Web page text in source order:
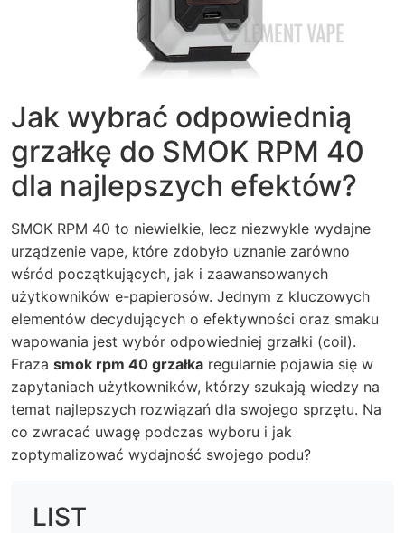
Jak wybrać odpowiednią
grzałkę do SMOK RPM 40
dla najlepszych efektów?
SMOK RPM 40 to niewielkie, lecz niezwykle wydajne
urządzenie vape, które zdobyło uznanie zarówno
wśród początkujących, jak i zaawansowanych
użytkowników e-papierosów. Jednym z kluczowych
elementów decydujących o efektywności oraz smaku
wapowania jest wybór odpowiedniej grzałki (coil).
Fraza smok rpm 40 grzałka regularnie pojawia się w
zapytaniach użytkowników, którzy szukają wiedzy na
temat najlepszych rozwiązań dla swojego sprzętu. Na
co zwracać uwagę podczas wyboru i jak
zoptymalizować wydajność swojego podu?
LIST